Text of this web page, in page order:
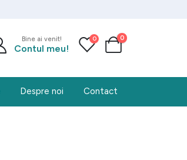
Bine ai venit!
Contul meu!
0 0
Despre noi Contact